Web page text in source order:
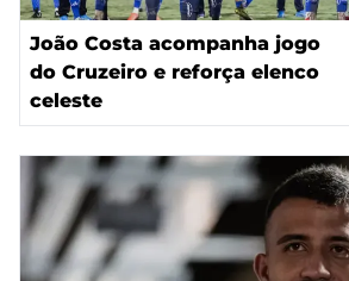
João Costa acompanha jogo
do Cruzeiro e reforça elenco
celeste